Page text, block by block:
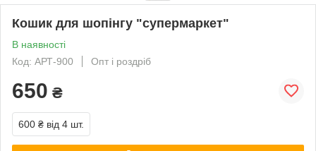
Кошик для шопінгу "супермаркет"
В наявності
Код: АРТ-900
Опт і роздріб
650 ₴
600 ₴ від 4 шт.